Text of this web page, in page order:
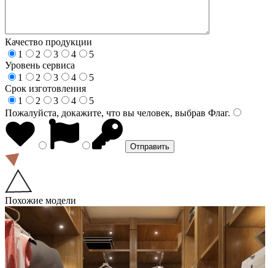
Качество продукции
1
2 3 4
5
Уровень сервиса
1
2 3 4
5
Срок изготовления
1
2 3 4
5
Пожалуйста, докажите, что вы человек, выбрав Флаг.
Похожие модели